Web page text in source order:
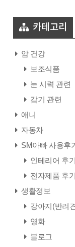
카테고리
암 건강
보조식품
눈 시력 관련
감기 관련
애니
자동차
SM아빠 사용후
인테리어 후기
전자제품 후기
생활정보
강아지(반려
영화
블로그